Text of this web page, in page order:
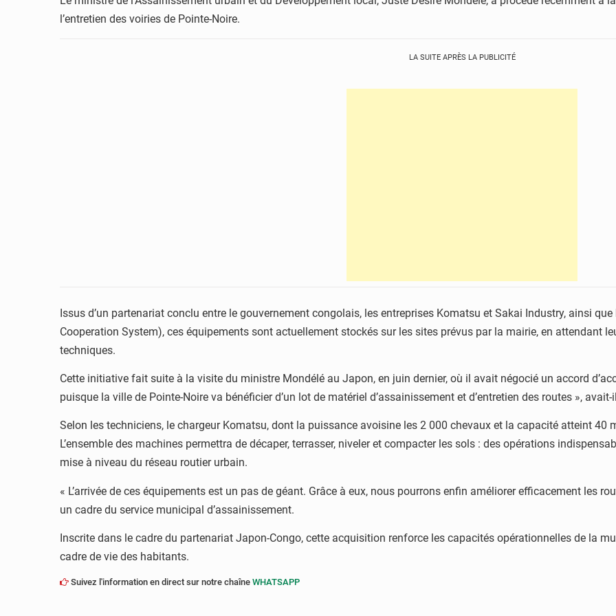
l’entretien des voiries de Pointe-Noire.
LA SUITE APRÈS LA PUBLICITÉ
Issus d’un partenariat conclu entre le gouvernement congolais, les entreprises Komatsu et Sakai Industry, ainsi
Cooperation System), ces équipements sont actuellement stockés sur les sites prévus par la mairie, en attendant
techniques.
Cette initiative fait suite à la visite du ministre Mondélé au Japon, en juin dernier, où il avait négocié un accord
puisque la ville de Pointe-Noire va bénéficier d’un lot de matériel d’assainissement et d’entretien des routes »,
Selon les techniciens, le chargeur Komatsu, dont la puissance avoisine les 2 000 chevaux et la capacité atteint 40
L’ensemble des machines permettra de décaper, terrasser, niveler et compacter les sols : des opérations
mise à niveau du réseau routier urbain.
« L’arrivée de ces équipements est un pas de géant. Grâce à eux, nous pourrons enfin améliorer efficacement les
un cadre du service municipal d’assainissement.
Inscrite dans le cadre du partenariat Japon-Congo, cette acquisition renforce les capacités opérationnelles de la
cadre de vie des habitants.
Suivez l'information en direct sur notre chaîne WHATSAPP